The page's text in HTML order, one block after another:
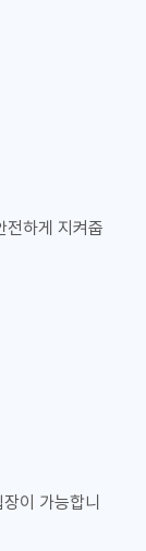
전하게 지켜줍
이 가능합니